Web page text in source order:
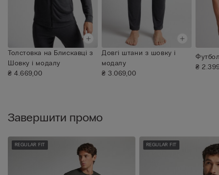
Толстовка на Блискавці з
Шовку і модалу
₴ 4.669,00
Довгі штани з шовку і
модалу
₴ 3.069,00
₴
Завершити промо
REGULAR FIT REGULAR FIT